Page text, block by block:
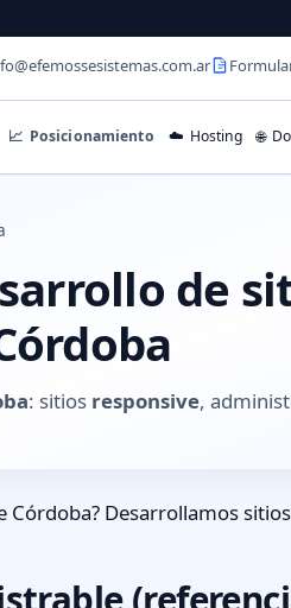
📈 Posicionamiento ☁️ Hosting 🌐
de
: sitios responsive,
Córdoba? Desarrollamos sitios